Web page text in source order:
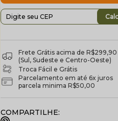
Frete Grátis acima de R$299,90
(Sul, Sudeste e Centro-Oeste)
Troca Fácil e Grátis
Parcelamento em até 6x juros
parcela minima R$50,00
COMPARTILHE: